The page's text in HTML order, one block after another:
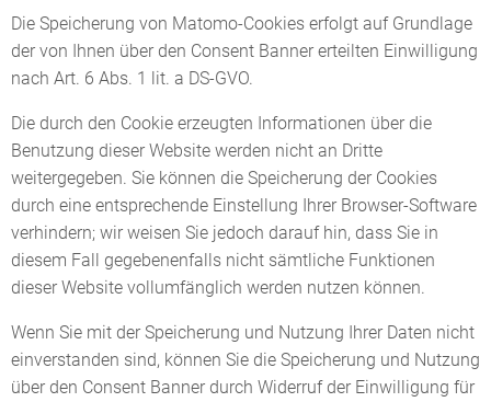
Die Speicherung von Matomo-Cookies erfolgt auf Grundlage
der von Ihnen über den Consent Banner erteilten Einwilligung
nach Art. 6 Abs. 1 lit. a DS-GVO.
Die durch den Cookie erzeugten Informationen über die
Benutzung dieser Website werden nicht an Dritte
weitergegeben. Sie können die Speicherung der Cookies
durch eine entsprechende Einstellung Ihrer Browser-Software
verhindern; wir weisen Sie jedoch darauf hin, dass Sie in
diesem Fall gegebenenfalls nicht sämtliche Funktionen
dieser Website vollumfänglich werden nutzen können.
Wenn Sie mit der Speicherung und Nutzung Ihrer Daten nicht
einverstanden sind, können Sie die Speicherung und Nutzung
über den Consent Banner durch Widerruf der Einwilligung für